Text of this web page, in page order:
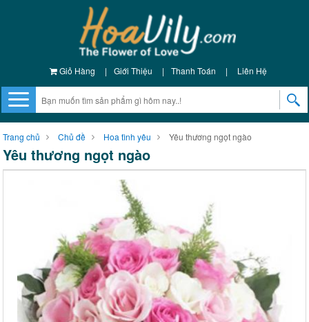
Giỏ Hàng | Giới Thiệu | Thanh Toán | Liên Hệ
Trang chủ Chủ đề Hoa tình yêu Yêu thương ngọt ngào
Yêu thương ngọt ngào